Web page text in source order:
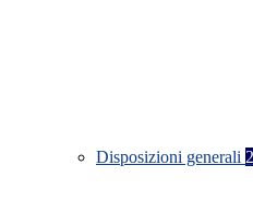
Disposizioni generali